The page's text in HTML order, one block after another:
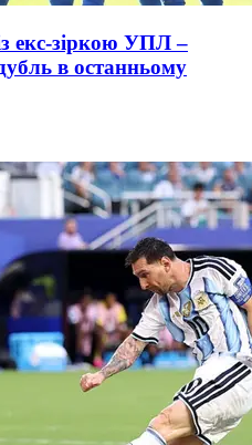
екс-зіркою УПЛ –
в останньому